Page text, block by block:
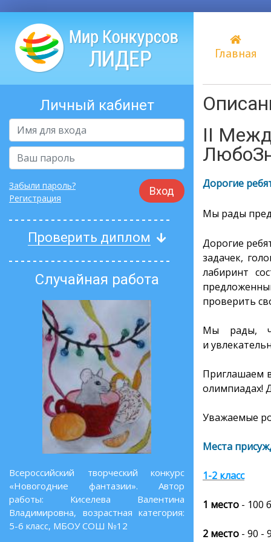
Главная
Личный кабинет
Вход
Забыли пароль?
Регистрация
Проверить диплом
Случайная работа
Всероссийский творческий конкурс
«Новогодние фантазии». Автор
работы: Киселева Валентина
Владимировна, возрастная категория:
5-6 класс, МБОУ СОШ №12
II
Дорогие
Мы рады
Дорогие
задачек,
лабиринт
проверить
Мы рады,
и
Приглашаем
олимпиадах!
Уважаемые
Места
1-2 класс
1 место - 100
2 место - 90 -